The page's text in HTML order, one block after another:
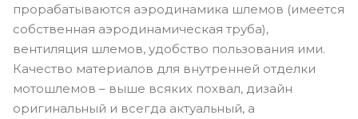
прорабатываются аэродинамика шлемов (имеется
собственная аэродинамическая труба),
вентиляция шлемов, удобство пользования ими.
Качество материалов для внутренней отделки
мотошлемов – выше всяких похвал, дизайн
оригинальный и всегда актуальный, а